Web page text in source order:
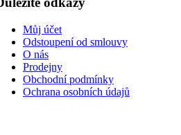
Můj účet
Odstoupení od smlouvy
O nás
Prodejny
Obchodní podmínky
Ochrana osobních údajů